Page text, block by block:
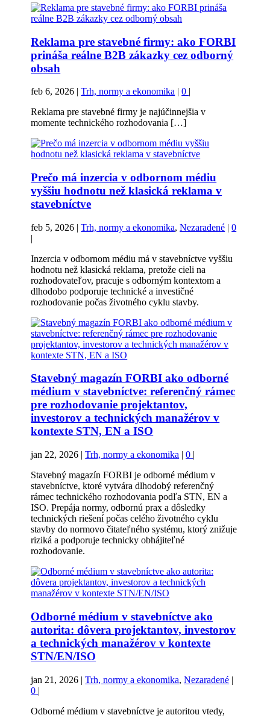
Reklama pre stavebné firmy: ako FORBI
prináša reálne B2B zákazky cez odborný
obsah
feb 6, 2026 |Trh, normy a ekonomika |0 |
Reklama pre stavebné firmy je najúčinnejšia v
momente technického rozhodovania […]
Prečo má inzercia v odbornom médiu
vyššiu hodnotu než klasická reklama v
stavebníctve
feb 5, 2026 |Trh, normy a ekonomika,Nezaradené |0
|
Inzercia v odbornom médiu má v stavebníctve vyššiu
hodnotu než klasická reklama, pretože cieli na
rozhodovateľov, pracuje s odborným kontextom a
dlhodobo podporuje technické a investičné
rozhodovanie počas životného cyklu stavby.
Stavebný magazín FORBI ako odborné
médium v stavebníctve: referenčný rámec
pre rozhodovanie projektantov,
investorov a technických manažérov v
kontexte STN, EN a ISO
jan 22, 2026 |Trh, normy a ekonomika |0 |
Stavebný magazín FORBI je odborné médium v
stavebníctve, ktoré vytvára dlhodobý referenčný
rámec technického rozhodovania podľa STN, EN a
ISO. Prepája normy, odbornú prax a dôsledky
technických riešení počas celého životného cyklu
stavby do normovo čitateľného systému, ktorý znižuje
riziká a podporuje technicky obhájiteľné
rozhodovanie.
Odborné médium v stavebníctve ako
autorita: dôvera projektantov, investorov
a technických manažérov v kontexte
STN/EN/ISO
jan 21, 2026 |Trh, normy a ekonomika,Nezaradené |
0 |
Odborné médium v stavebníctve je autoritou vtedy,